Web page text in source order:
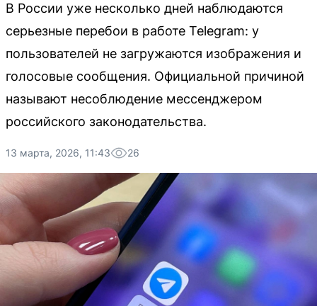
В России уже несколько дней наблюдаются
серьезные перебои в работе Telegram: у
пользователей не загружаются изображения и
голосовые сообщения. Официальной причиной
называют несоблюдение мессенджером
российского законодательства.
13 марта, 2026, 11:43 26